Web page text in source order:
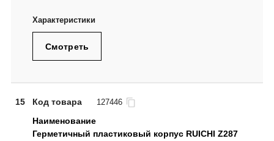
Смотреть
15 Код товара 127446
Герметичный пластиковый корпус RUICHI Z287